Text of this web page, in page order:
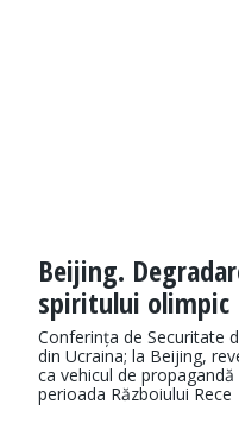
Beijing.
spiritului olimpic
Conferința de Securitate
din Ucraina; la Beijing,
ca vehicul de
perioada Războiului Rece